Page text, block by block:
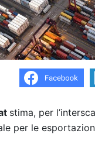
stima, per
per le